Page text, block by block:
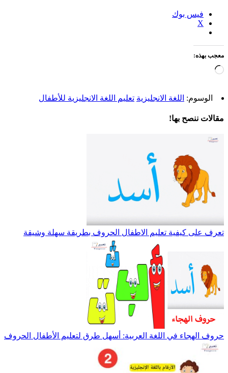
فيس بوك
X
معجب بهذه:
جاري
الوسوم: اللغة الانجليزية تعليم اللغة الانجليزية للأطفال
مقالات ننصح بها!
تعرف على كيفية تعليم الاطفال الحروف بطريقة سهلة وشيقة
حروف الهجاء في اللغة العربية: أسهل طرق لتعليم الأطفال الحروف